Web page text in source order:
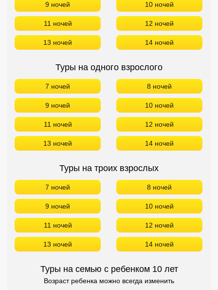
9 ночей 10 ночей
11 ночей 12 ночей
13 ночей 14 ночей
Туры на одного взрослого
7 ночей 8 ночей
9 ночей 10 ночей
11 ночей 12 ночей
13 ночей 14 ночей
Туры на троих взрослых
7 ночей 8 ночей
9 ночей 10 ночей
11 ночей 12 ночей
13 ночей 14 ночей
Туры на семью с ребенком 10 лет
Возраст ребенка можно всегда изменить